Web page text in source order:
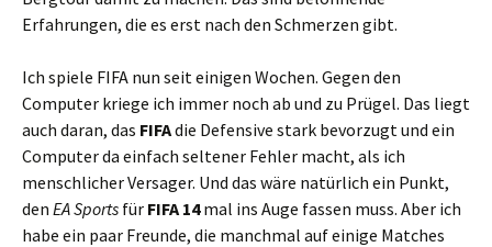
Erfahrungen, die es erst nach den Schmerzen gibt.
Ich spiele FIFA nun seit einigen Wochen. Gegen den
Computer kriege ich immer noch ab und zu Prügel. Das liegt
auch daran, das FIFAdie Defensive stark bevorzugt und ein
Computer da einfach seltener Fehler macht, als ich
menschlicher Versager. Und das wäre natürlich ein Punkt,
den EA Sports für FIFA 14mal ins Auge fassen muss. Aber ich
habe ein paar Freunde, die manchmal auf einige Matches